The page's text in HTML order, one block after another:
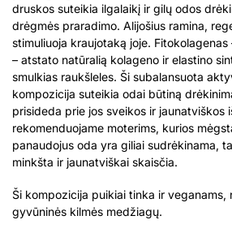
druskos suteikia ilgalaikį ir gilų odos
drėgmės praradimo. Alijošius ramina,
stimuliuoja kraujotaką joje.
– atstato natūralią kolageno ir elastino
smulkias raukšleles. Ši subalansuota
kompozicija suteikia odai būtiną
prisideda prie jos sveikos ir jaunatviškos
rekomenduojame moterims, kurios
panaudojus oda yra giliai sudrėkinama,
minkšta ir jaunatviškai skaisčia.
Ši kompozicija puikiai tinka ir veganams,
gyvūninės kilmės medžiagų.